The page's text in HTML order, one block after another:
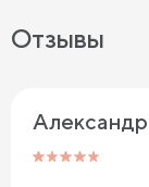
Отзывы
Александр